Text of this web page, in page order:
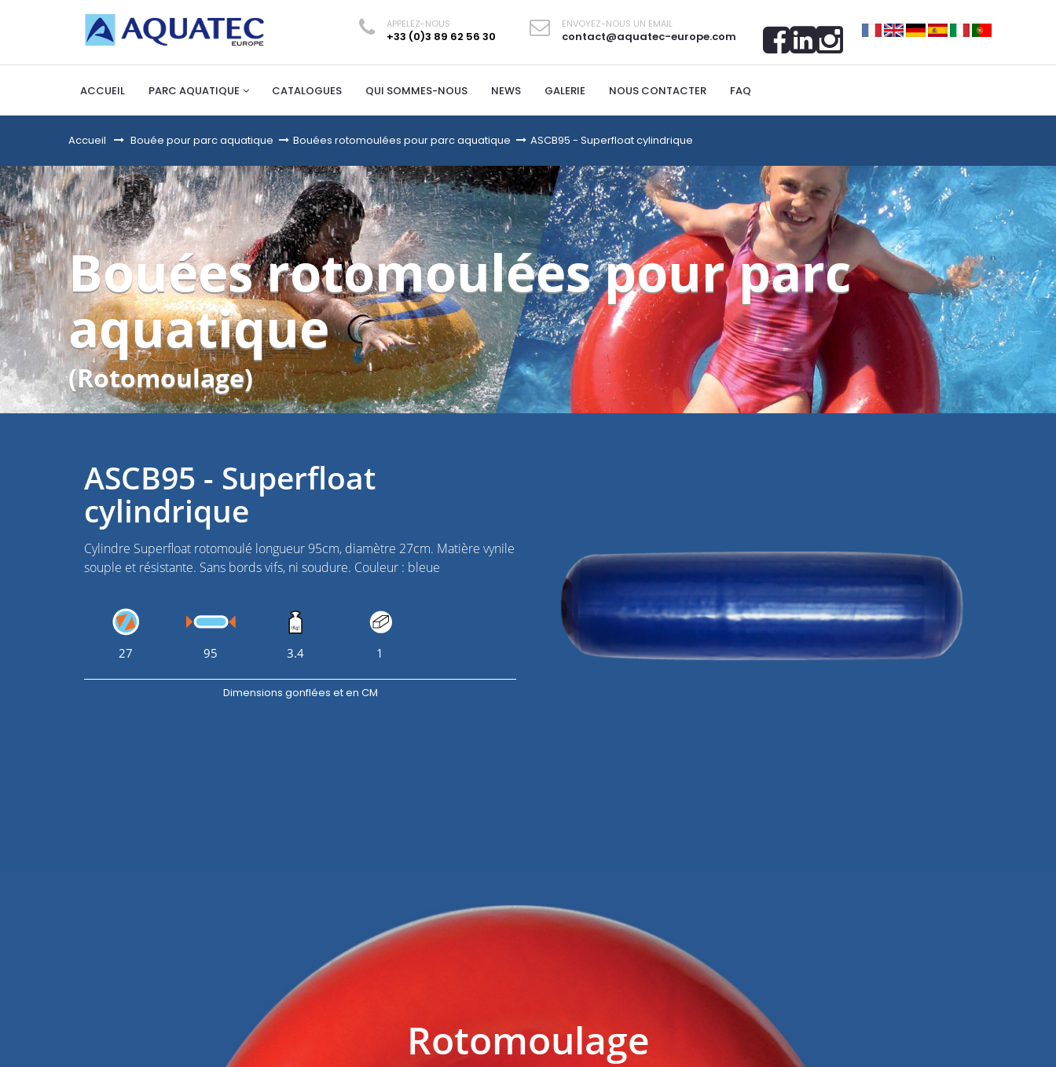
APPELEZ-NOUS
+33 (0)3 89 62 56 30
ENVOYEZ-NOUS UN EMAIL
contact@aquatec-europe.com
ACCUEIL PARC AQUATIQUE CATALOGUES QUI SOMMES-NOUS NEWS GALERIE NOUS CONTACTER FAQ
Accueil &gt;Bouée pour parc aquatique > Bouées rotomoulées pour parc aquatique > ASCB95 - Superfloat cylindrique
Bouées rotomoulées pour parc
aquatique
(Rotomoulage)
ASCB95 - Superfloat
cylindrique
Cylindre Superfloat rotomoulé longueur 95cm, diamètre 27cm. Matière vynile
souple et résistante. Sans bords vifs, ni soudure. Couleur : bleue
27 95 3.4 1
Dimensions gonflées et en CM
Rotomoulage